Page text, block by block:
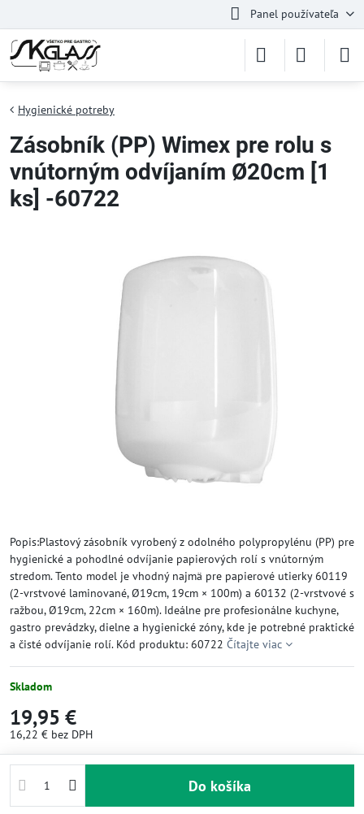
Panel používateľa
Hygienické potreby
Zásobník (PP) Wimex pre rolu s
vnútorným odvíjaním Ø20cm [1
ks] -60722
Popis:Plastový zásobník vyrobený z odolného polypropylénu (PP) pre
hygienické a pohodlné odvíjanie papierových rolí s vnútorným
stredom. Tento model je vhodný najmä pre papierové utierky 60119
(2-vrstvové laminované, Ø19cm, 19cm × 100m) a 60132 (2-vrstvové s
ražbou, Ø19cm, 22cm × 160m). Ideálne pre profesionálne kuchyne,
gastro prevádzky, dielne a hygienické zóny, kde je potrebné praktické
a čisté odvíjanie rolí. Kód produktu: 60722 Čítajte viac
Skladom
19,95 €
16,22 € bez DPH
Do košíka